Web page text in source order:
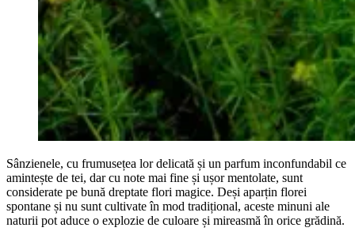
Sânzienele, cu frumusețea lor delicată și un parfum inconfundabil ce
amintește de tei, dar cu note mai fine și ușor mentolate, sunt
considerate pe bună dreptate flori magice. Deși aparțin florei
spontane și nu sunt cultivate în mod tradițional, aceste minuni ale
naturii pot aduce o explozie de culoare și mireasmă în orice grădină.